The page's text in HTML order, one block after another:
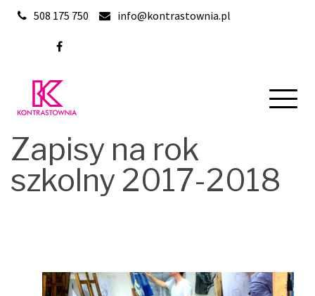
Skip
508 175 750 info@kontrastownia.pl
Zapisy na rok
szkolny 2017-2018